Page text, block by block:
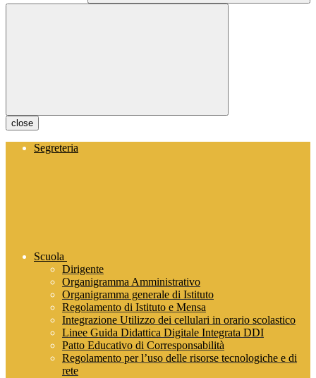
close
Segreteria
Scuola
Dirigente
Organigramma Amministrativo
Organigramma generale di Istituto
Regolamento di Istituto e Mensa
Integrazione Utilizzo dei cellulari in orario scolastico
Linee Guida Didattica Digitale Integrata DDI
Patto Educativo di Corresponsabilità
Regolamento per l’uso delle risorse tecnologiche e di
rete